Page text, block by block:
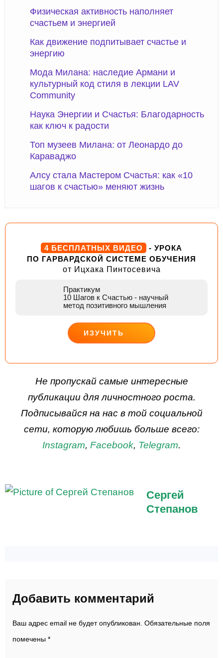
Физическая активность наполняет
счастьем и энергией
Как движение подпитывает счастье и
энергию
Мода Милана: наследие Армани и
культурный код стиля в лекции LAV
Community
Наука Энергии и Счастья: Благодарность
как ключ к радости
Топ музеев Милана: от Леонардо до
Караваджо
Алсу стала Мастером Счастья: как «10
шагов к счастью» меняют жизнь
4 БЕСПЛАТНЫХ ВИДЕО
- УРОКА
ПО ГАРВАРДСКОЙ СИСТЕМЕ ОБУЧЕНИЯ
от Ицхака Пинтосевича
Практикум
10 Шагов к Счастью - научный
метод позитивного мышления
ИЗУЧИТЬ
Не пропускай самые интересные
публикации для личностного роста.
Подписывайся на нас в той социальной
сети, которую любишь больше всего:
Instagram, Facebook, Telegram.
Сергей
Степанов
Добавить комментарий
Ваш адрес email не будет опубликован. Обязательные поля
помечены *